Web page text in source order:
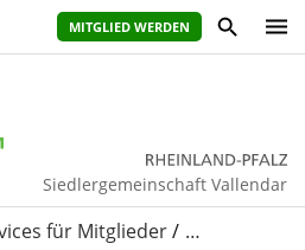
MITGLIED WERDEN
Siedlergemeinschaft Vallendar
für Mitglieder …